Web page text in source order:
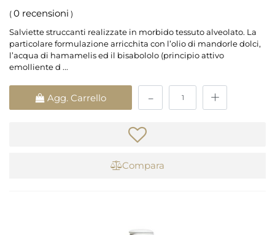
( 0 recensioni )
Salviette struccanti realizzate in morbido tessuto alveolato. La
particolare formulazione arricchita con l’olio di mandorle dolci,
l’acqua di hamamelis ed il bisabololo (principio attivo
emolliente d ...
Agg. Carrello
Compara